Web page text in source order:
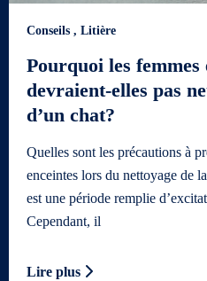
Conseils , Litière
Pourquoi les femmes
devraient-elles pas
d’un chat?
Quelles sont les précautions à
enceintes lors du nettoyage de
est une période remplie
Cependant, il
Lire plus